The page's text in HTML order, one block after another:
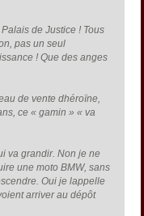
de Justice ! Tous
pas un seul
! Que des anges
de vente dhéroïne,
ce « gamin » « va
va grandir. Non je ne
une moto BMW, sans
Oui je lappelle
arriver au dépôt